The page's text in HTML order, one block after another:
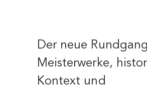
Der neue
Meisterwerke,
Kontext und